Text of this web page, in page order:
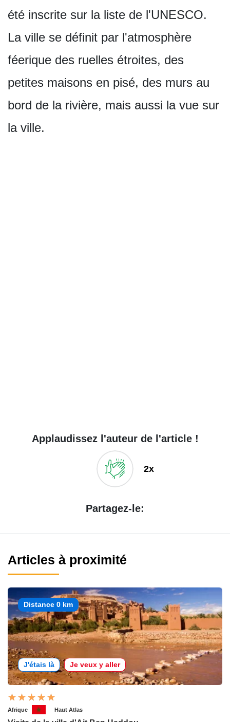
été inscrite sur la liste de l'UNESCO.
La ville se définit par l'atmosphère
féerique des ruelles étroites, des
petites maisons en pisé, des murs au
bord de la rivière, mais aussi la vue sur
la ville.
Applaudissez l'auteur de l'article !
2x
Partagez-le:
Articles à proximité
Distance 0 km
J'étais là Je veux y aller
Afrique Haut Atlas